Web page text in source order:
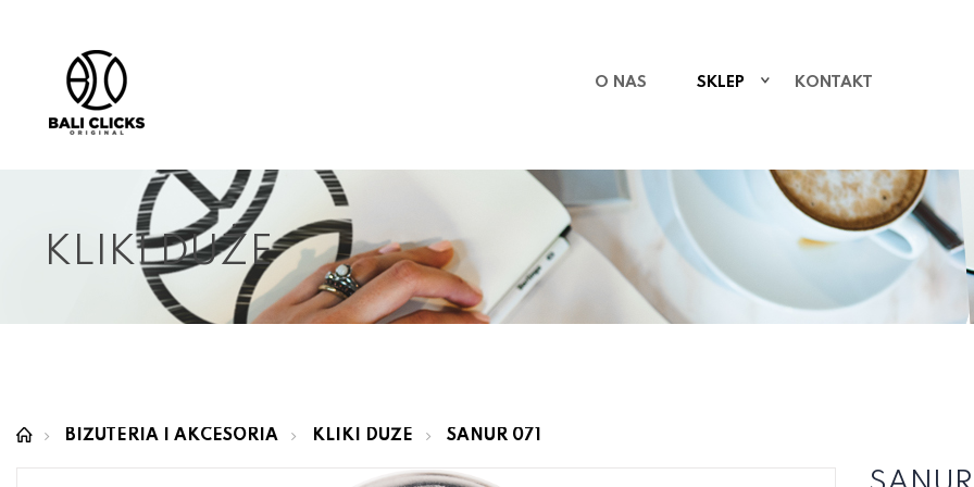
O NAS SKLEP KONTAKT
KLIKI DUŻE
BIŻUTERIA I AKCESORIA KLIKI DUŻE SANUR 071